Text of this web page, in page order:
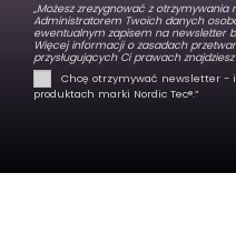
„Możesz zrezygnować z
Administratorem Twoich danych
ewentualnym zapisem na newsletter
Więcej informacji o zasadach
przysługujących Ci prawach
Chcę otrzymywać newsletter -
produktach marki Nordic Tec®️.”